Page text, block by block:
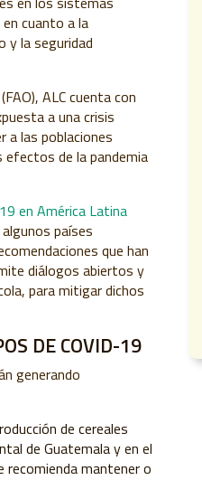
cuanto a la
y la seguridad
ALC cuenta con
a una crisis
a las poblaciones
de la pandemia
en América Latina
países
que han
diálogos abiertos y
para mitigar dichos
DE COVID-19
generando
de cereales
de Guatemala y en el
recomienda mantener o